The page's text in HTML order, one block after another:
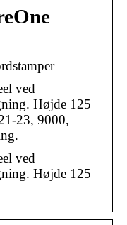
ved
Højde 125
23, 9000,
ved
Højde 125